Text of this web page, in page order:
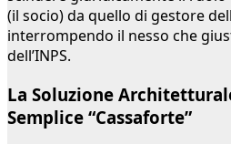
(il socio) da quello di gestore
interrompendo il nesso che
dell’INPS.
La Soluzione
Semplice “Cassaforte”